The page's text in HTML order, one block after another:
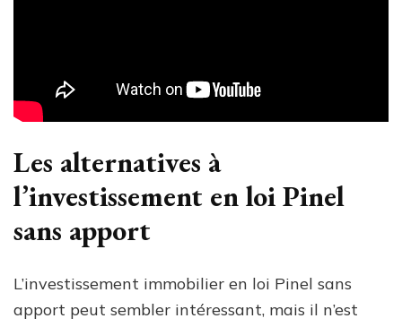
Les alternatives à
l’investissement en loi Pinel
sans apport
L’investissement immobilier en loi Pinel sans
apport peut sembler intéressant, mais il n’est